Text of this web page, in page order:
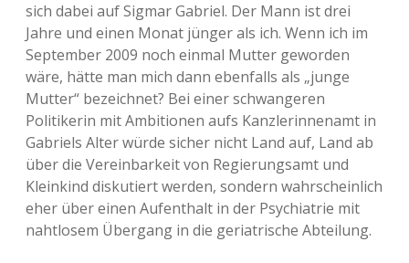
sich dabei auf Sigmar Gabriel. Der Mann ist drei
Jahre und einen Monat jünger als ich. Wenn ich im
September 2009 noch einmal Mutter geworden
wäre, hätte man mich dann ebenfalls als „junge
Mutter“ bezeichnet? Bei einer schwangeren
Politikerin mit Ambitionen aufs Kanzlerinnenamt in
Gabriels Alter würde sicher nicht Land auf, Land ab
über die Vereinbarkeit von Regierungsamt und
Kleinkind diskutiert werden, sondern wahrscheinlich
eher über einen Aufenthalt in der Psychiatrie mit
nahtlosem Übergang in die geriatrische Abteilung.